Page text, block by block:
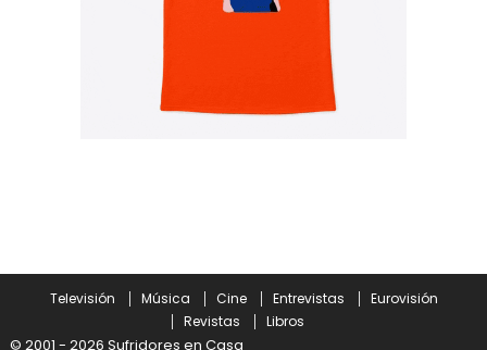
Televisión Música Cine Entrevistas
Eurovisión
Revistas
Libros
© 2001 - 2026 Sufridores en Casa